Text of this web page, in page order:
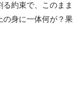
約束で、このまま
身に一体何が？果